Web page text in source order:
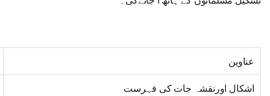
عناوین
اشکال اورنقشہ جات کی فہرست